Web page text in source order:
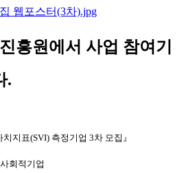
웹포스터(3차).jpg
흥원에서 사업 참여기
.
치지표(SVI) 측정기업 3차 모집 』
회적기업